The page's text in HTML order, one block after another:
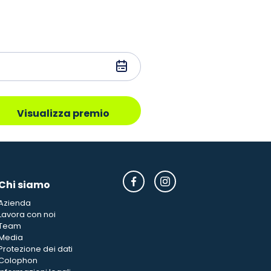
Visualizza premio
siamo
con noi
dei dati